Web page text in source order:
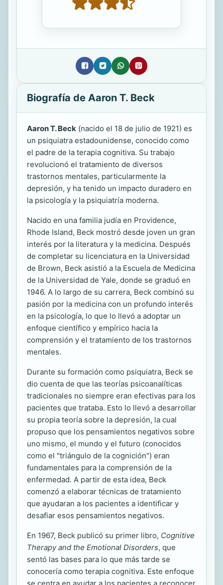
Biografía de Aaron T. Beck
Aaron T. Beck (nacido el 18 de julio de 1921) es
un psiquiatra estadounidense, conocido como
el padre de la terapia cognitiva. Su trabajo
revolucionó el tratamiento de diversos
trastornos mentales, particularmente la
depresión, y ha tenido un impacto duradero en
la psicología y la psiquiatría moderna.
Nacido en una familia judía en Providence,
Rhode Island, Beck mostró desde joven un gran
interés por la literatura y la medicina. Después
de completar su licenciatura en la Universidad
de Brown, Beck asistió a la Escuela de Medicina
de la Universidad de Yale, donde se graduó en
1946. A lo largo de su carrera, Beck combinó su
pasión por la medicina con un profundo interés
en la psicología, lo que lo llevó a adoptar un
enfoque científico y empírico hacia la
comprensión y el tratamiento de los trastornos
mentales.
Durante su formación como psiquiatra, Beck se
dio cuenta de que las teorías psicoanalíticas
tradicionales no siempre eran efectivas para los
pacientes que trataba. Esto lo llevó a desarrollar
su propia teoría sobre la depresión, la cual
propuso que los pensamientos negativos sobre
uno mismo, el mundo y el futuro (conocidos
como el "triángulo de la cognición") eran
fundamentales para la comprensión de la
enfermedad. A partir de esta idea, Beck
comenzó a elaborar técnicas de tratamiento
que ayudaran a los pacientes a identificar y
desafiar esos pensamientos negativos.
En 1967, Beck publicó su primer libro, Cognitive
Therapy and the Emotional Disorders, que
sentó las bases para lo que más tarde se
conocería como terapia cognitiva. Este enfoque